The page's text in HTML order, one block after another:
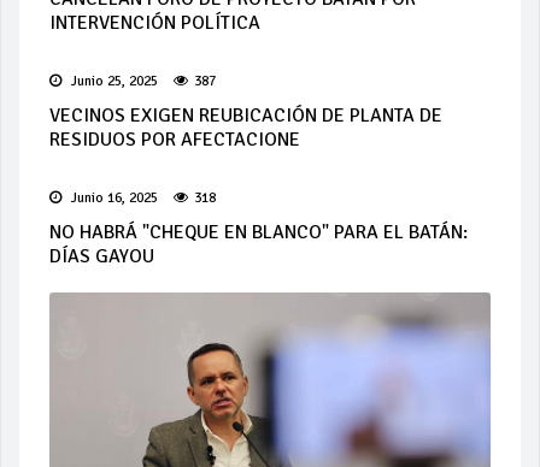
INTERVENCIÓN POLÍTICA
Junio 25, 2025 387
VECINOS EXIGEN REUBICACIÓN DE PLANTA DE
RESIDUOS POR AFECTACIONE
Junio 16, 2025 318
NO HABRÁ "CHEQUE EN BLANCO" PARA EL BATÁN:
DÍAS GAYOU